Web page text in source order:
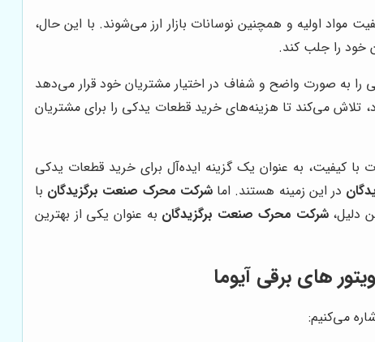
مواد اولیه و همچنین نوسانات بازار ارز می‌شوند. با این حال،
خود را جلب کند.
به صورت واضح و شفاف در اختیار مشتریان خود قرار می‌دهد
تلاش می‌کند تا هزینه‌های خرید قطعات یدکی را برای مشتریان
با کیفیت، به عنوان یک گزینه ایده‌آل برای خرید قطعات یدکی
در این زمینه هستند. اماشرکت محرک صنعت برگزیدگان با
دلیل،شرکت محرک صنعت برگزیدگان به عنوان یکی از بهترین
های برقی آیوما
می‌کنیم: